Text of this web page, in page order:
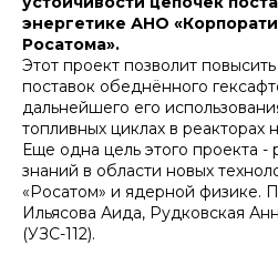
энергетике АНО
Росатома».
Этот проект позволит
поставок обеднённого
дальнейшего его
топливных циклах в реакторах
Еще одна цель этого проекта -
знаний в области новых
«Росатом» и ядерной физике.
Ильясова Аида, Рудковская
(УЗС-112).